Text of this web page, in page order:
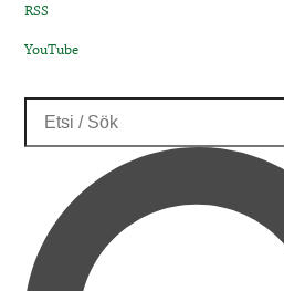
RSS
YouTube